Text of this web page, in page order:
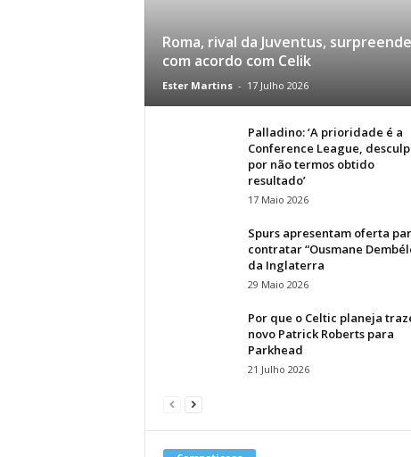
Roma, rival da Juventus, surpreende
com acordo com Celik
Ester Martins - 17 Julho 2026
Palladino: ‘A prioridade é a
Conference League,
por não termos obtido
resultado’
17 Maio 2026
Spurs apresentam oferta
contratar “Ousmane
da Inglaterra
29 Maio 2026
Por que o Celtic planeja
novo Patrick Roberts para
Parkhead
21 Julho 2026